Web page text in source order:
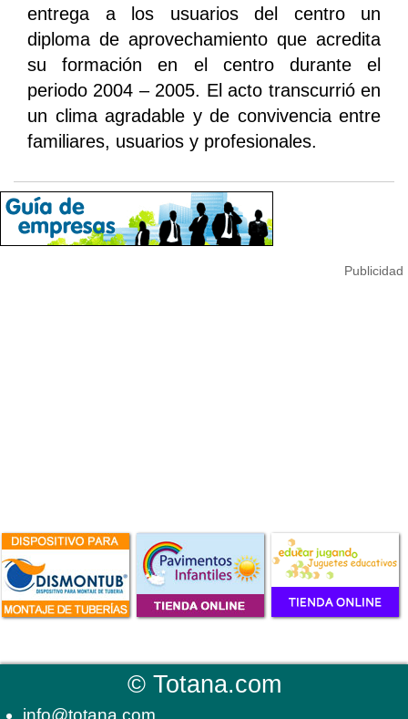
entrega a los usuarios del centro un
diploma de aprovechamiento que acredita
su formación en el centro durante el
periodo 2004 – 2005. El acto transcurrió en
un clima agradable y de convivencia entre
familiares, usuarios y profesionales.
©Totana.com
info@totana.com